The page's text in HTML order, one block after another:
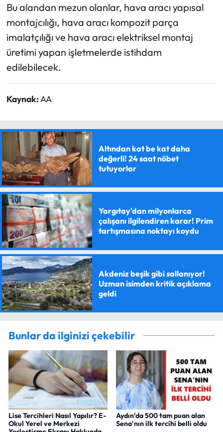
Bu alandan mezun olanlar, hava aracı yapısal
montajcılığı, hava aracı kompozit parça
imalatçılığı ve hava aracı elektriksel montaj
üretimi yapan işletmelerde istihdam
edilebilecek.
Kaynak: AA
Altından kat be kat daha
değerli! 24 saat nöbet
tutuyorlar
Yargıtay'dan milyonlarca
çalışanı ilgilendiren karar! Prim
tartışmasına noktayı koydu
Akdeniz beşik gibi sallanıyor!
Uzman isimden kritik açıklama
geldi
Bunlar da ilginizi çekebilir
Lise Tercihleri Nasıl Yapılır? E-
Okul Yerel ve Merkezi
Aydın’da 500 tam puan alan
Sena'nın ilk tercihi belli oldu